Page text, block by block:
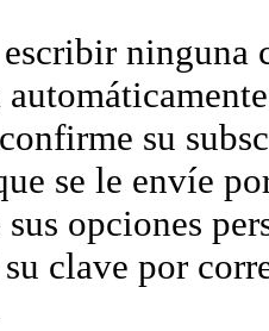
ninguna
su
se le envíe
opciones
clave por